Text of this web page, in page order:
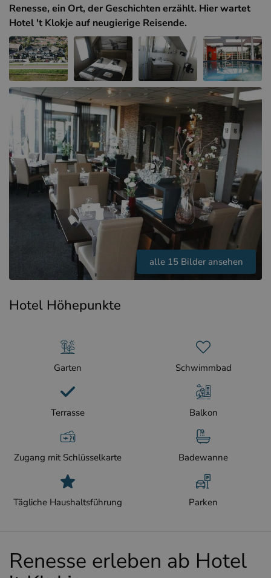
Hotels in Renesse (NL)
Hotels in Dünkirchen (FR)
Renesse, ein Ort, der Geschichten erzählt. Hier wartet
Hotel 't Klokje auf neugierige Reisende.
alle 15 Bilder ansehen
Hotel Höhepunkte
Garten Schwimmbad
Terrasse Balkon
Zugang mit Schlüsselkarte Badewanne
Tägliche Haushaltsführung Parken
Renesse erleben ab Hotel